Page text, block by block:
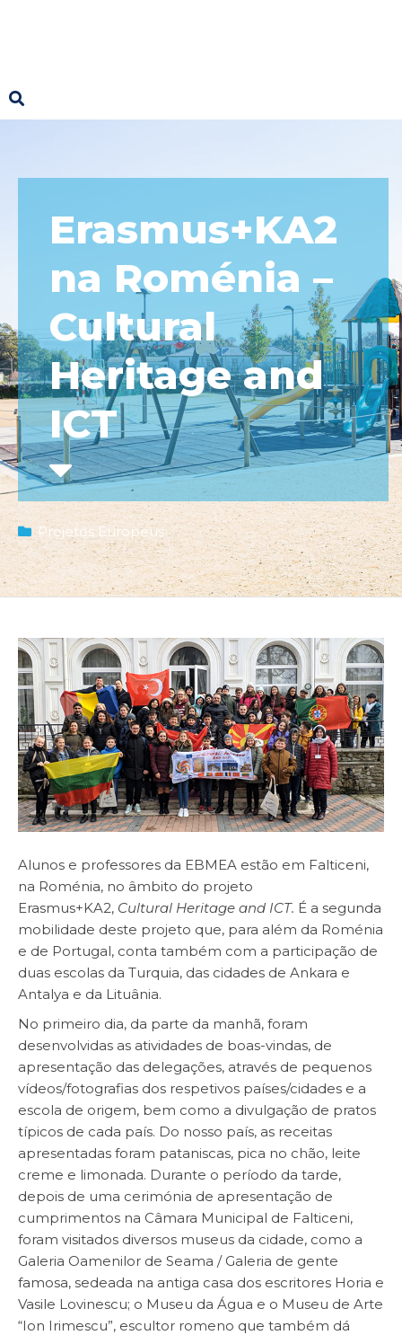
Erasmus+KA2
na Roménia –
Cultural
Heritage and
ICT
Projetos Europeus
Alunos e professores da EBMEA estão em Falticeni,
na Roménia, no âmbito do projeto
Erasmus+KA2, Cultural Heritage and ICT. É a segunda
mobilidade deste projeto que, para além da Roménia
e de Portugal, conta também com a participação de
duas escolas da Turquia, das cidades de Ankara e
Antalya e da Lituânia.
No primeiro dia, da parte da manhã, foram
desenvolvidas as atividades de boas-vindas, de
apresentação das delegações, através de pequenos
vídeos/fotografias dos respetivos países/cidades e a
escola de origem, bem como a divulgação de pratos
típicos de cada país. Do nosso país, as receitas
apresentadas foram pataniscas, pica no chão, leite
creme e limonada. Durante o período da tarde,
depois de uma cerimónia de apresentação de
cumprimentos na Câmara Municipal de Falticeni,
foram visitados diversos museus da cidade, como a
Galeria Oamenilor de Seama / Galeria de gente
famosa, sedeada na antiga casa dos escritores Horia e
Vasile Lovinescu; o Museu da Água e o Museu de Arte
“Ion Irimescu”, escultor romeno que também dá